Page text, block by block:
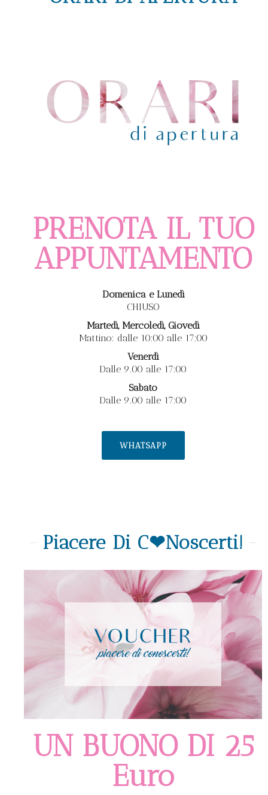
PRENOTA IL TUO
APPUNTAMENTO
Domenica e Lunedì
CHIUSO
Martedì, Mercoledì, Giovedì
Mattino: dalle 10:00 alle 17:00
Venerdì
Dalle 9.00 alle 17:00
Sabato
Dalle 9.00 alle 17:00
WHATSAPP
Piacere Di C❤noscerti!
UN BUONO DI 25
Euro